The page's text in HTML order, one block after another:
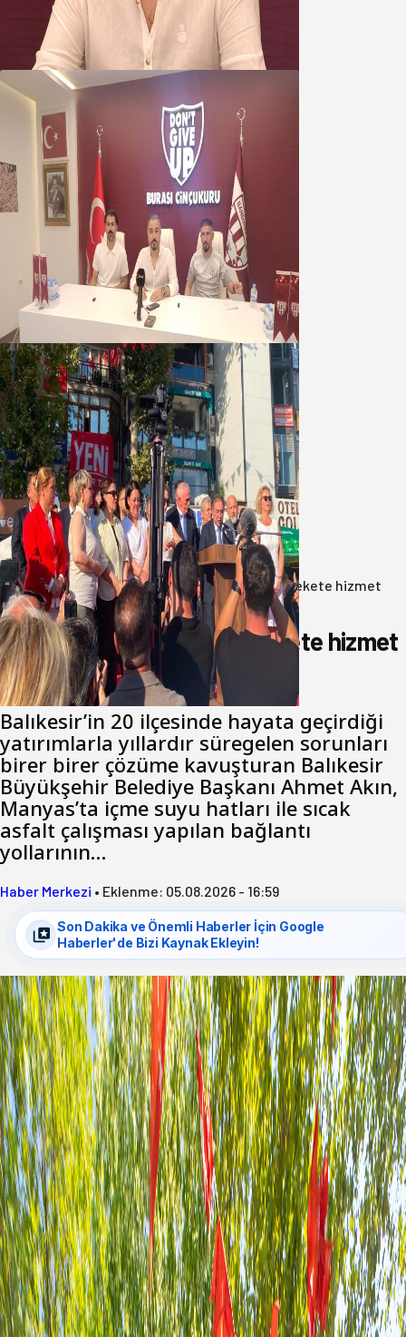
kapmayın!
07 Ağustos 2026
Oğuzbeyi : Transferlerde takımın
geleceğini, kulübün ekonomisini
düşündük
Yeni Parti Bandırma Teşkilatı kuruldu
06 Ağustos 2026
Anasayfa/Gündem/Akın: Benim derdim memlekete hizmet
hemşerim!
Akın: Benim derdim memlekete hizmet
hemşerim!
Balıkesir’in 20 ilçesinde hayata geçirdiği
yatırımlarla yıllardır süregelen sorunları
birer birer çözüme kavuşturan Balıkesir
Büyükşehir Belediye Başkanı Ahmet Akın,
Manyas’ta içme suyu hatları ile sıcak
asfalt çalışması yapılan bağlantı
yollarının…
Haber Merkezi • Eklenme: 05.08.2026 - 16:59
Son Dakika ve Önemli Haberler İçin Google
Haberler'de Bizi Kaynak Ekleyin!